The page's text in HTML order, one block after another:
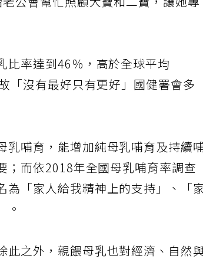
公會幫忙照顧大寶和二寶，讓她專
比率達到46％，高於全球平均
「沒有最好只有更好」國健署會多
乳哺育，能增加純母乳哺育及持續
；而依2018年全國母乳哺育率調查
為「家人給我精神上的支持」、「
此之外，親餵母乳也對經濟、自然